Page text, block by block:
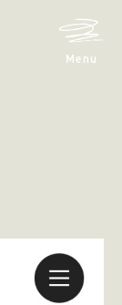
メニ
Menu